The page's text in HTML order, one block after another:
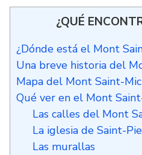
¿QUÉ
¿Dónde está el Mont
Una breve historia del
Mapa del Mont Saint-
Qué ver en el Mont
Las calles del Mont
La iglesia de Saint-
Las murallas